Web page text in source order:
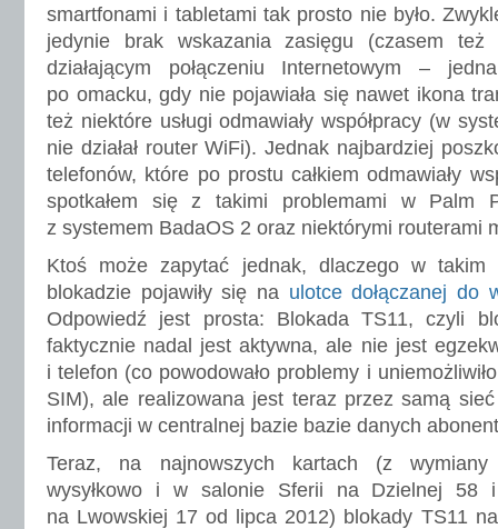
smartfonami i tabletami tak prosto nie było.
jedynie brak wskazania zasięgu (czasem też
działającym połączeniu Internetowym –
po omacku, gdy nie pojawiała się nawet ikona
też niektóre usługi odmawiały współpracy (w
nie działał router WiFi). Jednak najbardziej
telefonów, które po prostu całkiem odmawiały
spotkałem się z takimi problemami w Palm
z systemem BadaOS 2 oraz niektórymi routerami
Ktoś może zapytać jednak, dlaczego w
blokadzie pojawiły się na ulotce dołączanej do
Odpowiedź jest prosta: Blokada TS11, czyli
faktycznie nadal jest aktywna, ale nie jest
i telefon (co powodowało problemy i
SIM), ale realizowana jest teraz przez samą
informacji w centralnej bazie bazie danych
Teraz, na najnowszych kartach (z
wysyłkowo i w salonie Sferii na Dzielnej 58
na Lwowskiej 17 od lipca 2012) blokady TS11